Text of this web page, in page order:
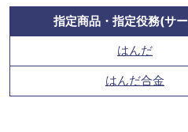
指定商品・指定役務(サ
はんだ
はんだ合金